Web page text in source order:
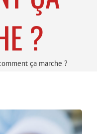
?
ça marche ?